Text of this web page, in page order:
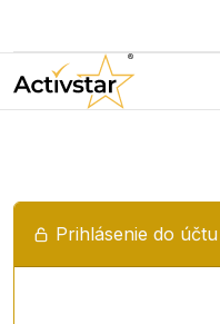
Prihlásenie do účtu